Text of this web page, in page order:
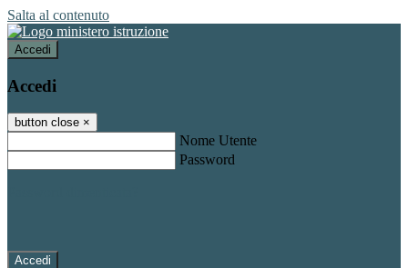
Salta al contenuto
Accedi
Accedi
button close ×
Nome Utente
Password